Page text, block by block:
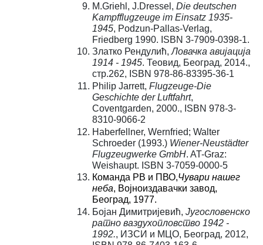
М.Griehl, J.Dressel, Die deutschen
Kampfflugzeuge im Einsatz 1935-
1945, Podzun-Pallas-Verlag,
Friedberg 1990. ISBN 3-7909-0398-1.
Златко Рендулић,Ловачка авијација
1914 - 1945. Теовид, Београд, 2014.,
стр.262, ISBN 978-86-83395-36-1
Philip Jarrett, Flugzeuge-Die
Geschichte der Luftfahrt,
Coventgarden, 2000., ISBN 978-3-
8310-9066-2
Haberfellner, Wernfried; Walter
Schroeder (1993.) Wiener-Neustädter
Flugzeugwerke GmbH. AT-Graz:
Weishaupt. ISBN 3-7059-0000-5
Команда РВ и ПВО,Чувари нашег
неба, Војноиздавачки завод,
Београд, 1977.
Бојан Димитријевић, Југословенско
ратно ваздухопловство 1942 -
1992., ИЗСИ и МЦО, Београд, 2012,